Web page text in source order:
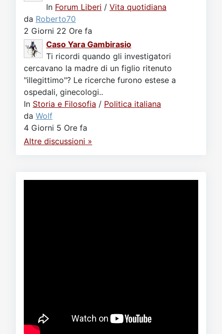
In Forum Liberi / Vita quotidiana
da Roberto70
2 Giorni 22 Ore fa
Caso Yara Gambirasio
Ti ricordi quando gli investigatori
cercavano la madre di un figlio ritenuto
"illegittimo"? Le ricerche furono estese a
ospedali, ginecologi..
In Storia e Filosofia / Politica italiana
da Wolf
4 Giorni 5 Ore fa
Altre discussioni »